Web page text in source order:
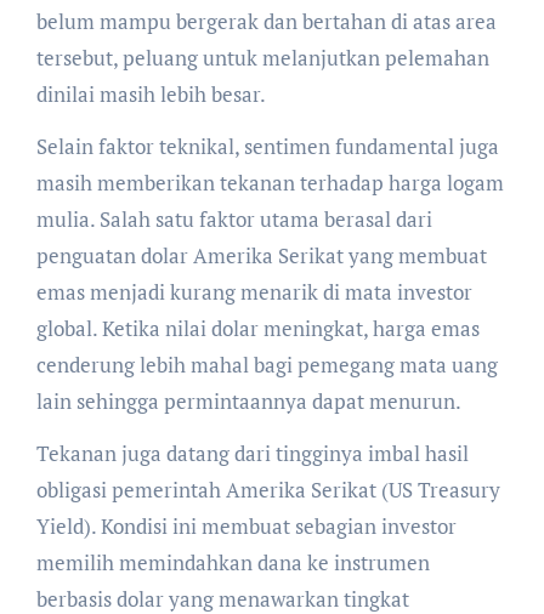
belum mampu bergerak dan bertahan di atas area
tersebut, peluang untuk melanjutkan pelemahan
dinilai masih lebih besar.
Selain faktor teknikal, sentimen fundamental juga
masih memberikan tekanan terhadap harga logam
mulia. Salah satu faktor utama berasal dari
penguatan dolar Amerika Serikat yang membuat
emas menjadi kurang menarik di mata investor
global. Ketika nilai dolar meningkat, harga emas
cenderung lebih mahal bagi pemegang mata uang
lain sehingga permintaannya dapat menurun.
Tekanan juga datang dari tingginya imbal hasil
obligasi pemerintah Amerika Serikat (US Treasury
Yield). Kondisi ini membuat sebagian investor
memilih memindahkan dana ke instrumen
berbasis dolar yang menawarkan tingkat